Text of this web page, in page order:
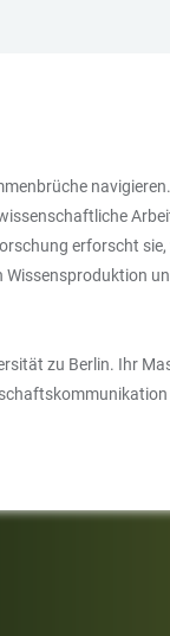
erforscht
Wissensproduktion
zu Berlin. Ihr